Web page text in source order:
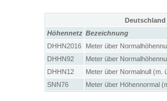
Höhennetz Bezeichnung
DHHN2016
Meter über
DHHN92
Meter über
DHHN12
Meter über Normalnull (m.
SNN76
Meter über Höhennormal